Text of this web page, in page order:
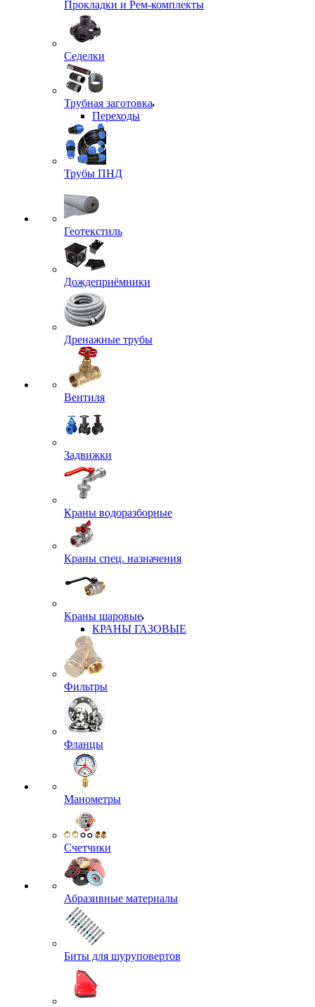
Прокладки и Рем-комплекты
Седелки
Трубная заготовка
Переходы
Трубы ПНД
Геотекстиль
Дождеприёмники
Дренажные трубы
Вентиля
Задвижки
Краны водоразборные
Краны спец. назначения
Краны шаровые
КРАНЫ ГАЗОВЫЕ
Фильтры
Фланцы
Манометры
Счетчики
Абразивные материалы
Биты для шуруповертов